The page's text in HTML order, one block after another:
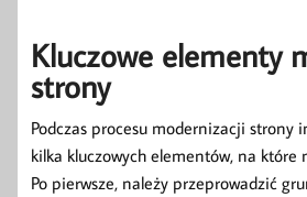
Kluczowe elementy
strony
Podczas procesu modernizacji strony
kilka kluczowych elementów, na które
Po pierwsze, należy przeprowadzić